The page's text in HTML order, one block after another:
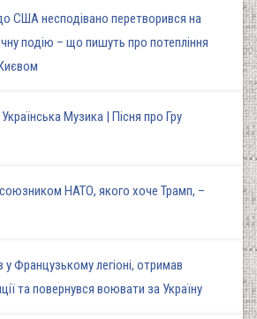
США несподівано перетворився на
подію – що пишуть про потепління
Музика | Пісня про Гру
НАТО, якого хоче Трамп, –
у Французькому легіоні, отримав
та повернувся воювати за Україну